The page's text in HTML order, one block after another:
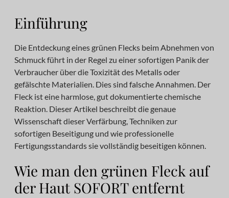
Einführung
Die Entdeckung eines grünen Flecks beim Abnehmen von
Schmuck führt in der Regel zu einer sofortigen Panik der
Verbraucher über die Toxizität des Metalls oder
gefälschte Materialien. Dies sind falsche Annahmen. Der
Fleck ist eine harmlose, gut dokumentierte chemische
Reaktion. Dieser Artikel beschreibt die genaue
Wissenschaft dieser Verfärbung, Techniken zur
sofortigen Beseitigung und wie professionelle
Fertigungsstandards sie vollständig beseitigen können.
Wie man den grünen Fleck auf
der Haut SOFORT entfernt